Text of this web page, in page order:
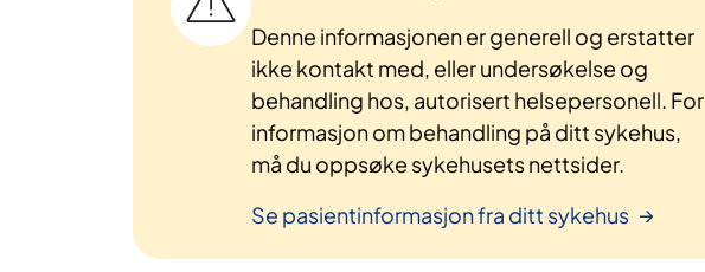
Denne informasjonen er generell og erstatter
ikke kontakt med, eller undersøkelse og
behandling hos, autorisert helsepersonell. For
informasjon om behandling på ditt sykehus,
må du oppsøke sykehusets nettsider.
Se pasientinformasjon fra ditt sykehus